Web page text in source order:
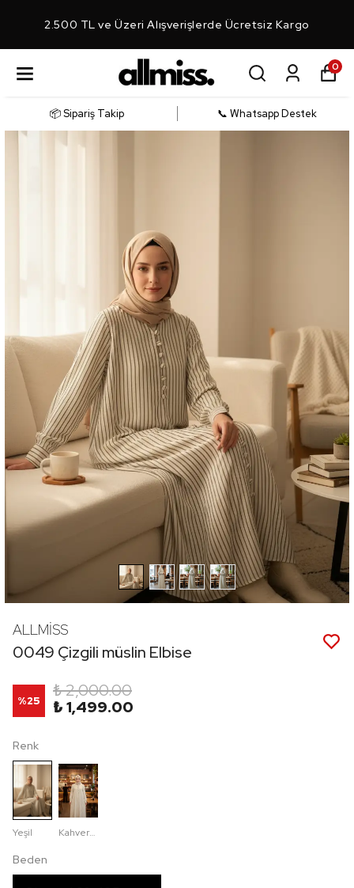
2.500 TL ve Üzeri Alışverişlerde Ücretsiz Kargo
0
📦 Sipariş Takip 📞 Whatsapp Destek
ALLMİSS
0049 Çizgili müslin Elbise
%25
₺ 2,000.00
₺ 1,499.00
Renk
Yeşil Kahverengi
Beden